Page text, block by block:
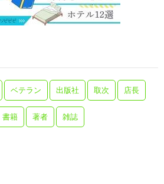
ベテラン 出版社 取次 店長
書籍 著者 雑誌